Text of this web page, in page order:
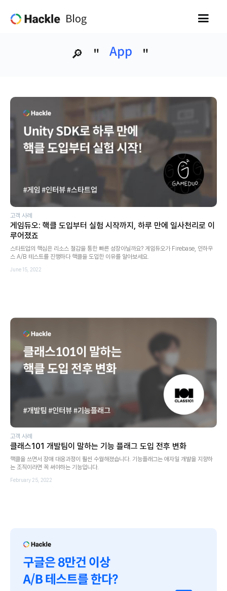
🔎 " App "
고객 사례
게임듀오: 핵클 도입부터 실험 시작까지, 하루 만에 일사천리로 이
루어졌죠
스타트업의 핵심은 리소스 절감을 통한 빠른 성장아닐까요? 게임듀오가 Firebase, 인하우
스 A/B 테스트를 진행하다 핵클을 도입한 이유를 알아보세요.
June 15, 2022
고객 사례
클래스101 개발팀이 말하는 기능 플래그 도입 전후 변화
핵클을 쓰면서 장애 대응과정이 훨씬 수월해졌습니다. 기능플래그는 애자일 개발을 지향하
는 조직이라면 꼭 써야하는 기능입니다.
February 25, 2022